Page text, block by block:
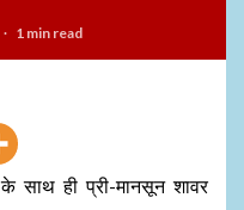
1 min read
ही प्री-मानसून शावर